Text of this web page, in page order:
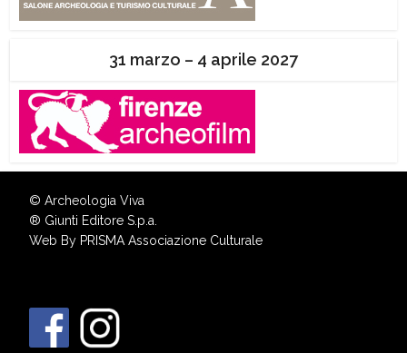
31 marzo – 4 aprile 2027
© Archeologia Viva
® Giunti Editore S.p.a.
Web By PRISMA Associazione Culturale